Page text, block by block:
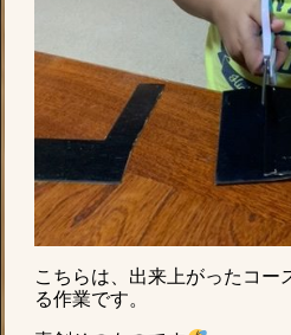
こちらは、出来上がったコー
る作業です。